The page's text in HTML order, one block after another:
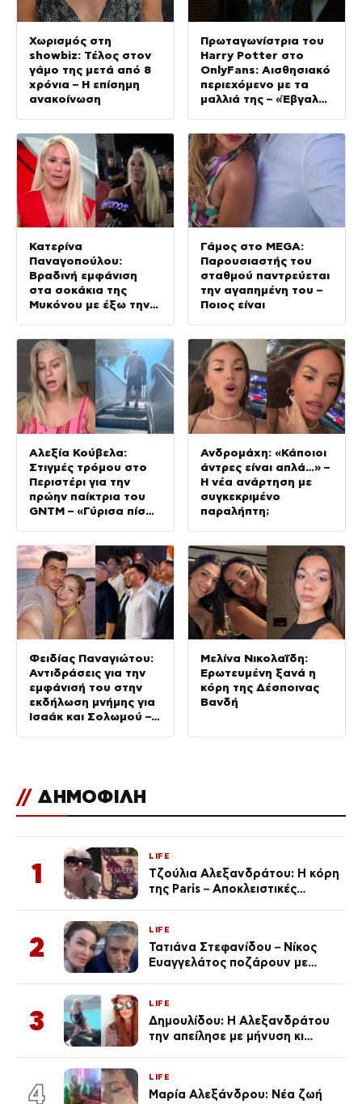
Χωρισμός στη
showbiz: Τέλος στον
γάμο της μετά από 8
χρόνια – Η επίσημη
ανακοίνωση
Πρωταγωνίστρια του
Harry Potter στο
OnlyFans: Αισθησιακό
περιεχόμενο με τα
μαλλιά της – «Έβγαλα
μου»
Κατερίνα
Παναγοπούλου:
Βραδινή εμφάνιση
στα σοκάκια της
Μυκόνου με έξω την
Γάμος στο MEGA:
Παρουσιαστής του
σταθμού παντρεύεται
την αγαπημένη του –
Ποιος είναι
Αλεξία Κούβελα:
Στιγμές τρόμου στο
Περιστέρι για την
πρώην παίκτρια του
GNTM – «Γύρισα πίσω
100»
Ανδρομάχη: «Κάποιοι
άντρες είναι απλά…» –
Η νέα ανάρτηση με
συγκεκριμένο
παραλήπτη;
Φειδίας Παναγιώτου:
Αντιδράσεις για την
εμφάνισή του στην
εκδήλωση μνήμης για
Ισαάκ και Σολωμού –
Μελίνα Νικολαΐδη:
Ερωτευμένη ξανά η
κόρη της Δέσποινας
Βανδή
// ΔΗΜΟΦΙΛΗ
1
LIFE
Τζούλια Αλεξανδράτου: Η κόρη
της Paris – Αποκλειστικές
2
LIFE
Τατιάνα Στεφανίδου – Νίκος
Ευαγγελάτος ποζάρουν με
3
LIFE
Δημουλίδου: Η Αλεξανδράτου
την απείλησε με μήνυση κι
ποια είσαι σοκαρίστικα»
4
LIFE
Μαρία Αλεξάνδρου: Νέα ζωή